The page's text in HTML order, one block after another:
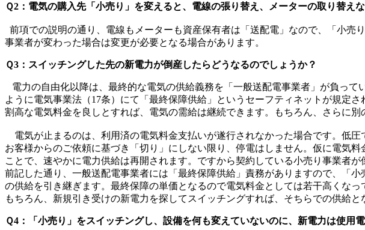
Ｑ2：電気の購入先「小売り」を変えると、電線の張り替え、メーターの取り替え
前項での説明の通り、電線もメーターも資産保有者は「送配電」なので、「小売
事業者が変わった場合は変更が必要となる場合があります。
Ｑ3：スイッチングした先の新電力が倒産したらどうなるのでしょうか？
電力の自由化以降は、最終的な電気の供給義務を「一般送配電事業者」が負っ
ように電気事業法（17条）にて「最終保障供給」というセーフティネットが規定
割高な電気料金を良しとすれば、電気の需給は継続できます。もちろん、さらに別
電気が止まるのは、利用済の電気料金支払いが遂行されなかった場合です。低
お客様からのご依頼に基づき「切り」にしない限り、停電はしません。仮に電気
ことで、速やかに電力供給は再開されます。ですから契約している小売り事業者
前記した通り、一般送配電事業者には「最終保障供給」責務がありますので、「
の供給を引き継ぎます。最終保障の単価となるので電気料金としては若干高くな
もちろん、新規引き受けの新電力を探してスイッチングすれば、そちらでの供給と
Ｑ4：「小売り」をスイッチングし、設備を何も変えていないのに、新電力は使用